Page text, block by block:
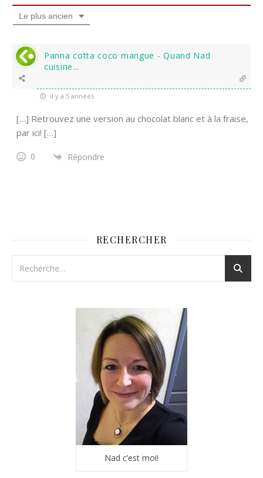
Le plus ancien
Panna cotta coco mangue - Quand Nad
cuisine...
il y a 5 années
[…] Retrouvez une version au chocolat blanc et à la fraise,
par ici! […]
0 Répondre
RECHERCHER
Nad c’est moi!